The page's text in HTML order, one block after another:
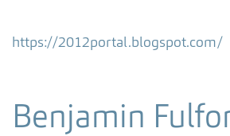
https://2012portal.blogspot.com/
Benjamin